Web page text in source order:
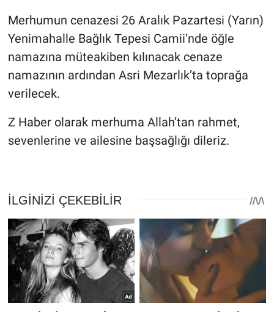
Merhumun cenazesi 26 Aralık Pazartesi (Yarın)
Yenimahalle Bağlık Tepesi Camii’nde öğle
namazına müteakiben kılınacak cenaze
namazının ardından Asri Mezarlık’ta toprağa
verilecek.
Z Haber olarak merhuma Allah’tan rahmet,
sevenlerine ve ailesine başsağlığı dileriz.